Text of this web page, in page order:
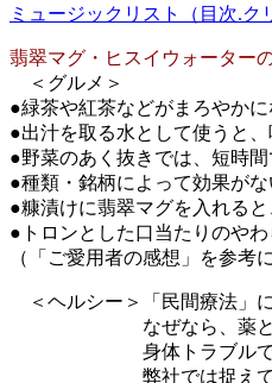
ミュージックリスト（目次.ク
翡翠マグ・ヒスイウォーター
＜グルメ＞
●緑茶や紅茶などがまろやか
●出汁を取る水として使うと
●野菜のあく抜きでは、短時
●種類・銘柄によって効果が
●糠漬けに翡翠マグを入れる
●トロンとした口当たりのや
（「ご愛用者の感想」を参考
＜ヘルシー＞「民間療法」
なぜなら、薬としては
身体トラブルでの
弊社では捉えています